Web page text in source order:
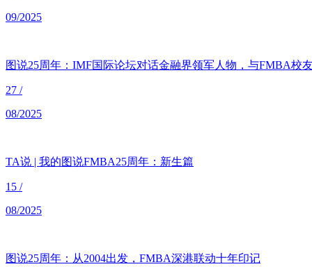
09/2025
图说25周年：IMF国际论坛对话金融界领军人物，与FMBA校
27 /
08/2025
TA说 | 我的图说FMBA25周年：新生篇
15 /
08/2025
图说25周年：从2004出发，FMBA深港联动十年印记